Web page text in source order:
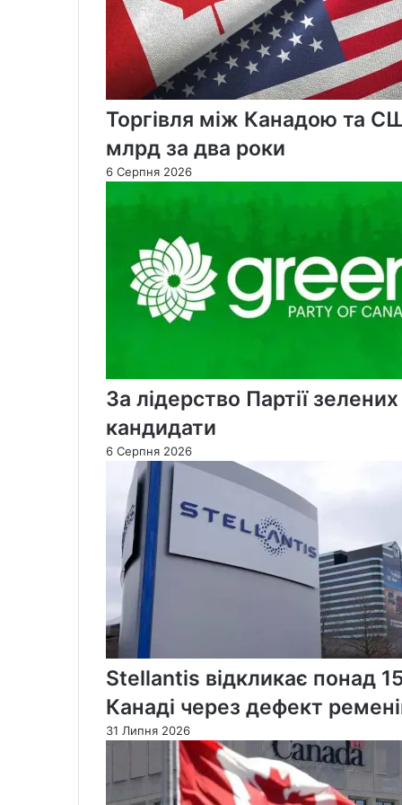
Торгівля між Канадою та
млрд за два роки
6 Серпня 2026
За лідерство Партії
кандидати
6 Серпня 2026
Stellantis відкликає понад
Канаді через дефект
31 Липня 2026